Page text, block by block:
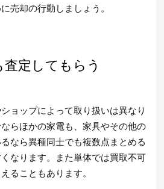
売却の行動しましょう。
定してもらう
ョップによって取り扱いは異なり
らほかの家電も、家具やその他の
なら異種同士でも複数点まとめる
なります。また単体では買取不可
ることもあります。